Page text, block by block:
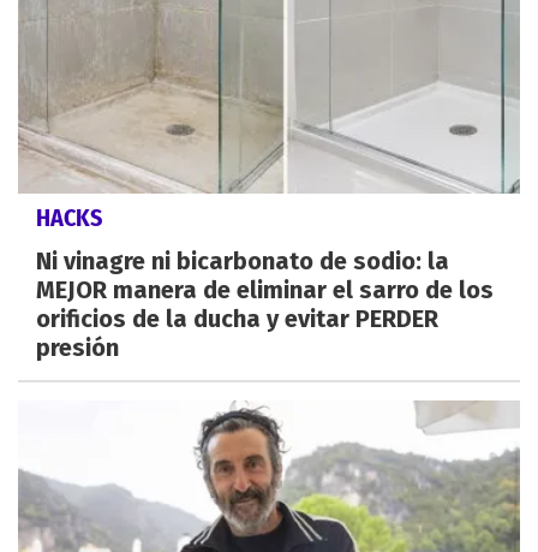
HACKS
Ni vinagre ni bicarbonato de sodio: la
MEJOR manera de eliminar el sarro de los
orificios de la ducha y evitar PERDER
presión